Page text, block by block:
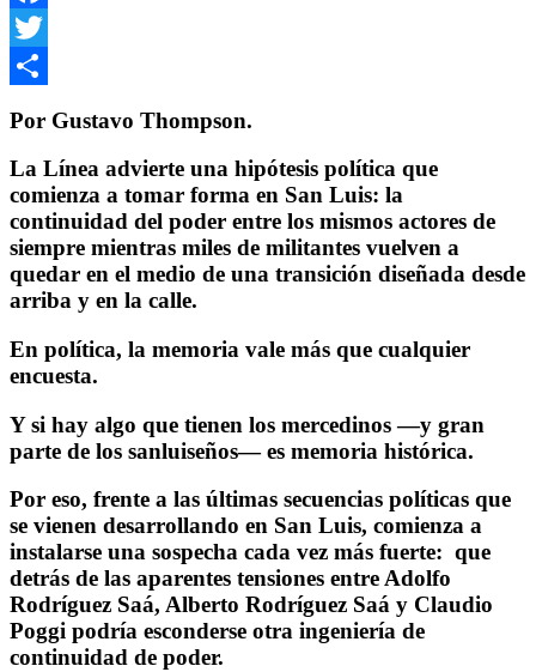
Facebook
Twitter
Por Gustavo Thompson.
La Línea advierte una hipótesis política que
comienza a tomar forma en San Luis: la
continuidad del poder entre los mismos actores de
siempre mientras miles de militantes vuelven a
quedar en el medio de una transición diseñada desde
arriba y en la calle.
En política, la memoria vale más que cualquier
encuesta.
Y si hay algo que tienen los mercedinos —y gran
parte de los sanluiseños— es memoria histórica.
Por eso, frente a las últimas secuencias políticas que
se vienen desarrollando en San Luis, comienza a
instalarse una sospecha cada vez más fuerte: que
detrás de las aparentes tensiones entreAdolfo
Rodríguez Saá, Alberto Rodríguez Saá y Claudio
Poggi podría esconderse otra ingeniería de
continuidad de poder.